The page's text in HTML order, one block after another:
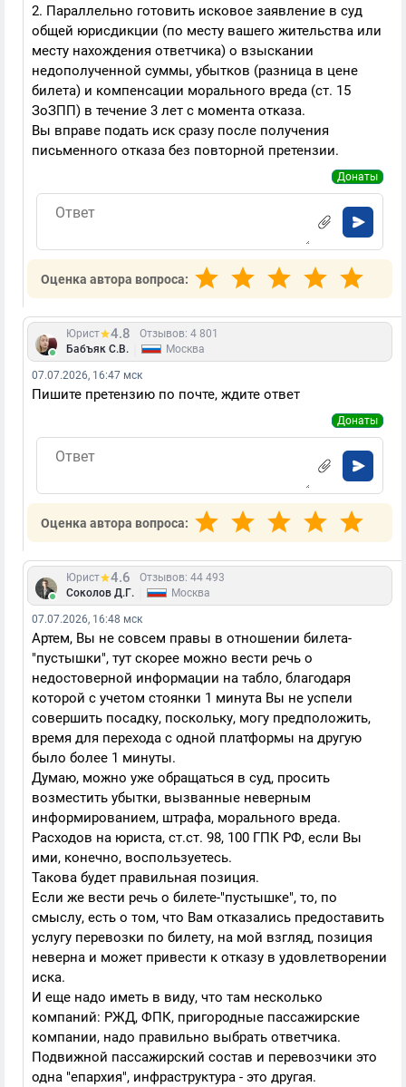
2. Параллельно готовить исковое заявление в суд
общей юрисдикции (по месту вашего жительства или
месту нахождения ответчика) о взыскании
недополученной суммы, убытков (разница в цене
билета) и компенсации морального вреда (ст. 15
ЗоЗПП) в течение 3 лет с момента отказа.
Вы вправе подать иск сразу после получения
письменного отказа без повторной претензии.
Донаты
Оценка автора вопроса:
Юрист 4.8
Отзывов: 4 801
Бабъяк С.В.
Москва
07.07.2026, 16:47 мск
Пишите претензию по почте, ждите ответ
Донаты
Оценка автора вопроса:
Юрист 4.6
Отзывов: 44 493
Соколов Д.Г.
Москва
07.07.2026, 16:48 мск
Артем, Вы не совсем правы в отношении билета-
"пустышки", тут скорее можно вести речь о
недостоверной информации на табло, благодаря
которой с учетом стоянки 1 минута Вы не успели
совершить посадку, поскольку, могу предположить,
время для перехода с одной платформы на другую
было более 1 минуты.
Думаю, можно уже обращаться в суд, просить
возместить убытки, вызванные неверным
информированием, штрафа, морального вреда.
Расходов на юриста, ст.ст. 98, 100 ГПК РФ, если Вы
ими, конечно, воспользуетесь.
Такова будет правильная позиция.
Если же вести речь о билете-"пустышке", то, по
смыслу, есть о том, что Вам отказались предоставить
услугу перевозки по билету, на мой взгляд, позиция
неверна и может привести к отказу в удовлетворении
иска.
И еще надо иметь в виду, что там несколько
компаний: РЖД, ФПК, пригородные пассажирские
компании, надо правильно выбрать ответчика.
Подвижной пассажирский состав и перевозчики это
одна "епархия", инфраструктура - это другая.